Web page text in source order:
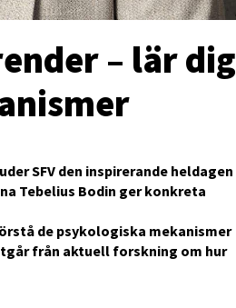
– lär dig
SFV den inspirerande heldagen
Tebelius Bodin ger konkreta
de psykologiska mekanismer
från aktuell forskning om hur